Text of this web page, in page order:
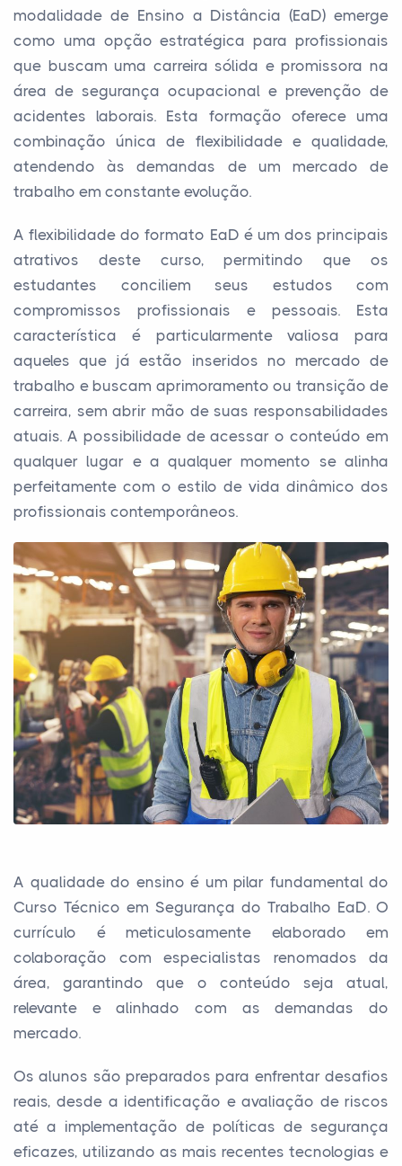
modalidade de Ensino a Distância (EaD) emerge
como uma opção estratégica para profissionais
que buscam uma carreira sólida e promissora na
área de segurança ocupacional e prevenção de
acidentes laborais. Esta formação oferece uma
combinação única de flexibilidade e qualidade,
atendendo às demandas de um mercado de
trabalho em constante evolução.
A flexibilidade do formato EaD é um dos principais
atrativos deste curso, permitindo que os
estudantes conciliem seus estudos com
compromissos profissionais e pessoais. Esta
característica é particularmente valiosa para
aqueles que já estão inseridos no mercado de
trabalho e buscam aprimoramento ou transição de
carreira, sem abrir mão de suas responsabilidades
atuais. A possibilidade de acessar o conteúdo em
qualquer lugar e a qualquer momento se alinha
perfeitamente com o estilo de vida dinâmico dos
profissionais contemporâneos.
A qualidade do ensino é um pilar fundamental do
Curso Técnico em Segurança do Trabalho EaD. O
currículo é meticulosamente elaborado em
colaboração com especialistas renomados da
área, garantindo que o conteúdo seja atual,
relevante e alinhado com as demandas do
mercado.
Os alunos são preparados para enfrentar desafios
reais, desde a identificação e avaliação de riscos
até a implementação de políticas de segurança
eficazes, utilizando as mais recentes tecnologias e